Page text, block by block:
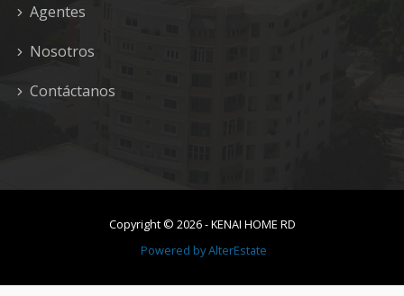
Agentes
Nosotros
Contáctanos
Copyright © 2026-KENAI HOME RD
Powered byAlterEstate